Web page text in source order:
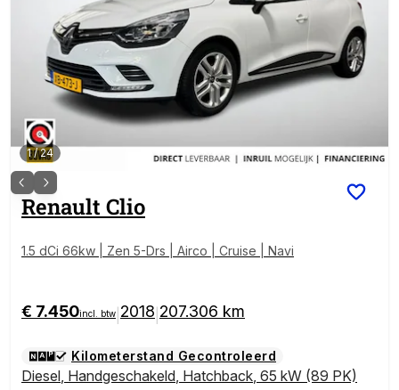
1/24
Renault Clio
1.5 dCi 66kw | Zen 5-Drs | Airco | Cruise | Navi
€ 7.450incl. btw 2018 207.306 km
Kilometerstand Gecontroleerd
Diesel, Handgeschakeld, Hatchback, 65 kW (89 PK)